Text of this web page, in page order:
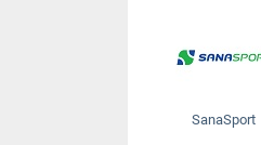
SanaSport